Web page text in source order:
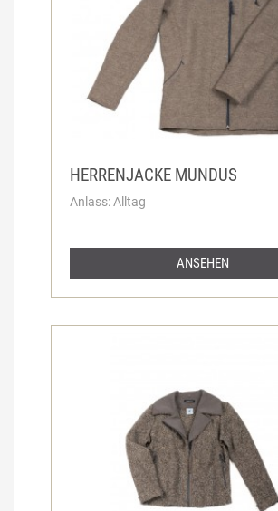
HERRENJACKE MUNDUS
Anlass: Alltag
ANSEHEN